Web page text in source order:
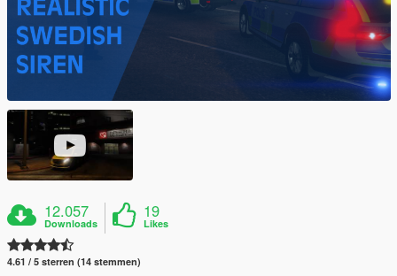
12.057
Downloads
19
Likes
4.61 / 5 sterren (14 stemmen)